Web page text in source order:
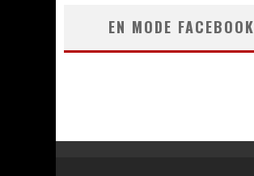
EN MODE FACEBOOK